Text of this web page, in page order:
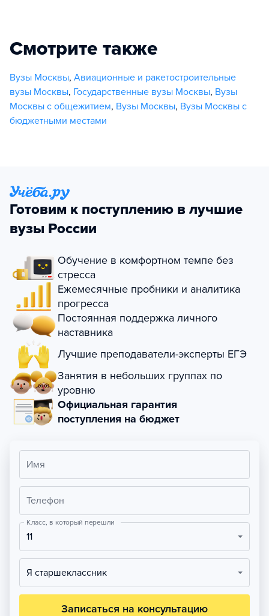
Смотрите также
Вузы Москвы, Авиационные и ракетостроительные
вузы Москвы, Государственные вузы Москвы, Вузы
Москвы с общежитием, Вузы Москвы, Вузы Москвы с
бюджетными местами
Готовим к поступлению в лучшие
вузы России
Обучение в комфортном темпе без
стресса
Ежемесячные пробники и аналитика
прогресса
Постоянная поддержка личного
наставника
Лучшие преподаватели-эксперты ЕГЭ
Занятия в небольших группах по
уровню
Официальная гарантия
поступления на бюджет
Имя
Телефон
Класс, в который перешли
11
Я старшеклассник
Записаться на консультацию